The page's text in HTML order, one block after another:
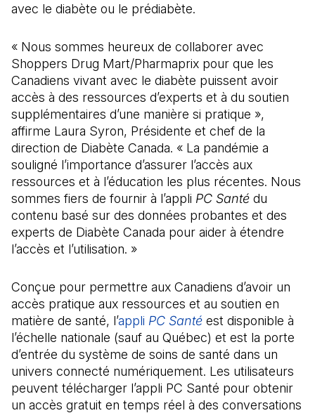
avec le diabète ou le prédiabète.
« Nous sommes heureux de collaborer avec
Shoppers Drug Mart/Pharmaprix pour que les
Canadiens vivant avec le diabète puissent avoir
accès à des ressources d’experts et à du soutien
supplémentaires d’une manière si pratique »,
affirme Laura Syron, Présidente et chef de la
direction de Diabète Canada. « La pandémie a
souligné l’importance d’assurer l’accès aux
ressources et à l’éducation les plus récentes. Nous
sommes fiers de fournir à l’appli PC Santé du
contenu basé sur des données probantes et des
experts de Diabète Canada pour aider à étendre
l’accès et l’utilisation. »
Conçue pour permettre aux Canadiens d’avoir un
accès pratique aux ressources et au soutien en
matière de santé, l’appli PC Santé (Il s'ouvre dans un
est disponible à
l’échelle nationale (sauf au Québec) et est la porte
d’entrée du système de soins de santé dans un
univers connecté numériquement. Les utilisateurs
peuvent télécharger l’appli PC Santé pour obtenir
un accès gratuit en temps réel à des conversations